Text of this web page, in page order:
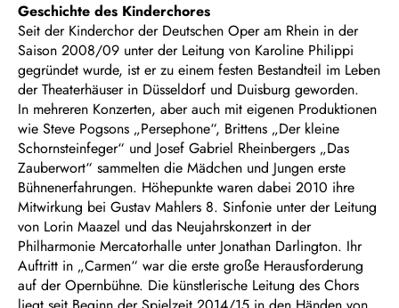
Geschichte des Kinderchores
Seit der Kinderchor der Deutschen Oper am Rhein in der
Saison 2008/09 unter der Leitung von Karoline Philippi
gegründet wurde, ist er zu einem festen Bestandteil im Leben
der Theaterhäuser in Düsseldorf und Duisburg geworden.
In mehreren Konzerten, aber auch mit eigenen Produktionen
wie Steve Pogsons „Persephone“, Brittens „Der kleine
Schornsteinfeger“ und Josef Gabriel Rheinbergers „Das
Zauberwort“ sammelten die Mädchen und Jungen erste
Bühnenerfahrungen. Höhepunkte waren dabei 2010 ihre
Mitwirkung bei Gustav Mahlers 8. Sinfonie unter der Leitung
von Lorin Maazel und das Neujahrskonzert in der
Philharmonie Mercatorhalle unter Jonathan Darlington. Ihr
Auftritt in „Carmen“ war die erste große Herausforderung
auf der Opernbühne. Die künstlerische Leitung des Chors